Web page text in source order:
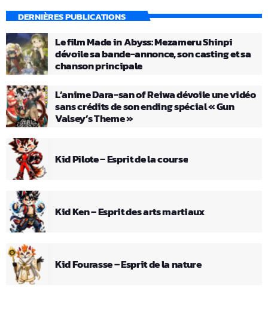
DERNIÈRES PUBLICATIONS
Le film Made in Abyss: Mezameru Shinpi
dévoile sa bande-annonce, son casting et sa
chanson principale
L’anime Dara-san of Reiwa dévoile une vidéo
sans crédits de son ending spécial « Gun
Valsey’s Theme »
Kid Pilote – Esprit de la course
Kid Ken – Esprit des arts martiaux
Kid Fourasse – Esprit de la nature